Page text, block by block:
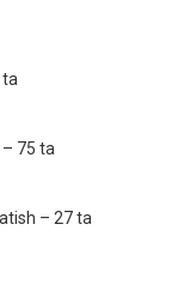
ta
75 ta
– 27 ta